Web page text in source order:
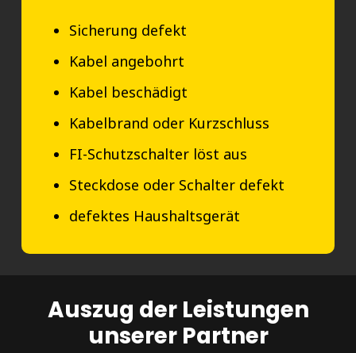
Sicherung defekt
Kabel angebohrt
Kabel beschädigt
Kabelbrand oder Kurzschluss
FI-Schutzschalter löst aus
Steckdose oder Schalter defekt
defektes Haushaltsgerät
Auszug der Leistungen
unserer Partner